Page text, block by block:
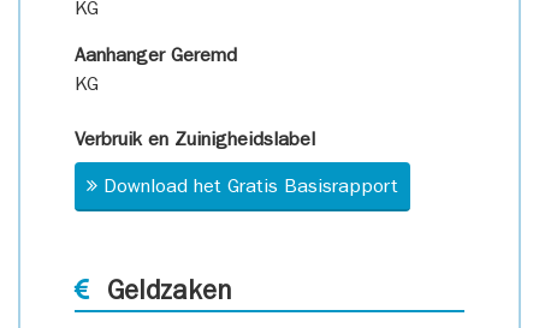
KG
Aanhanger Geremd
KG
Verbruik en Zuinigheidslabel
Download het Gratis Basisrapport
Geldzaken